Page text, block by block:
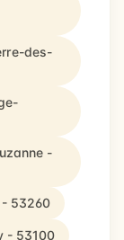
des-
-
- 53260
- 53100